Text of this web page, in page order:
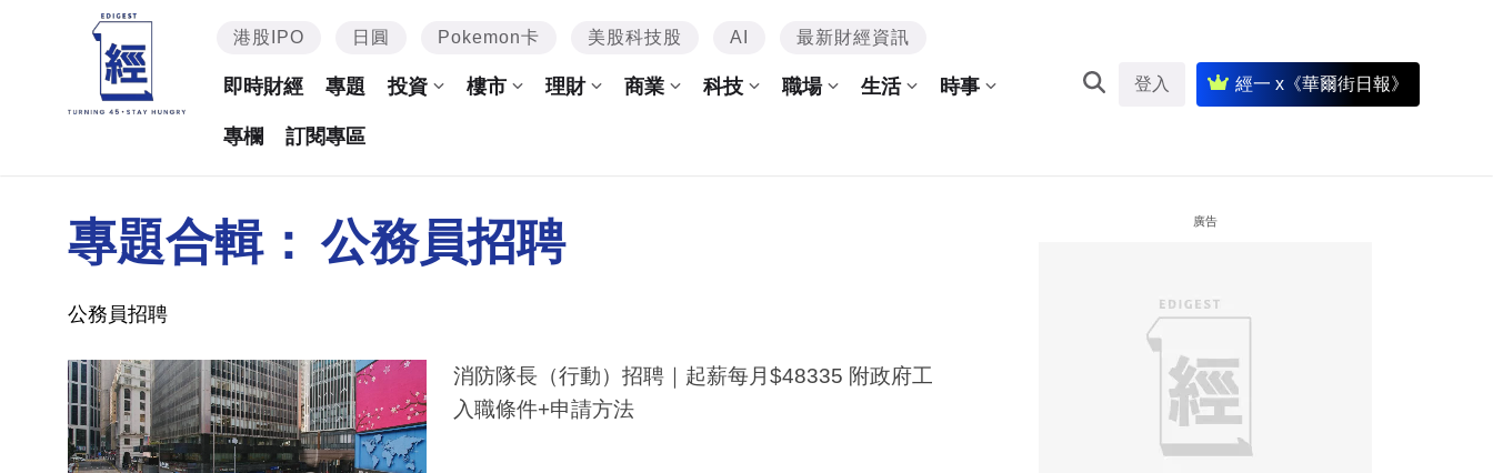
港股IPO 日圓 Pokemon卡 美股科技股 AI 最新財經資訊
即時財經 專題 投資 樓市 理財 商業 科技 職場 生活 時事
專欄 訂閱專區
登入 經一 x《華爾街日報》
專題合輯： 公務員招聘
公務員招聘
消防隊長（行動）招聘｜起薪每月$48335 附政府工
入職條件+申請方法
廣告